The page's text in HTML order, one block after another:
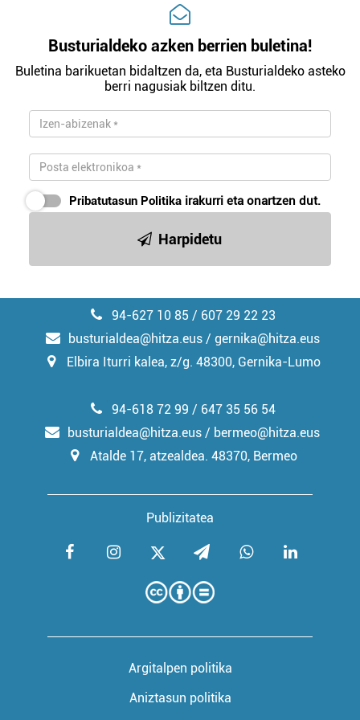
Busturialdeko azken berrien buletina!
Buletina barikuetan bidaltzen da, eta Busturialdeko asteko
berri nagusiak biltzen ditu.
Pribatutasun Politika irakurri eta onartzen dut.
Harpidetu
94-627 10 85 / 607 29 22 23
busturialdea@hitza.eus / gernika@hitza.eus
Elbira Iturri kalea, z/g. 48300, Gernika-Lumo
Publizitatea
94-618 72 99 / 647 35 56 54
busturialdea@hitza.eus / bermeo@hitza.eus
Atalde 17, atzealdea. 48370, Bermeo
Argitalpen politika
Aniztasun politika